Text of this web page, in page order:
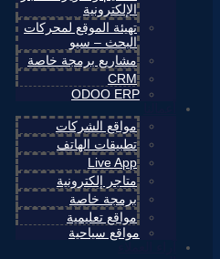
الإلكترونية
تهيئة الموقع لمحركات
البحث – سيو
مشاريع برمجة خاصة
CRM
ODOO ERP
مواقع الشركات
تطبيقات الهاتف
Live App
متاجر إلكترونية
برمجة خاصة
مواقع تعليمية
مواقع سياحية